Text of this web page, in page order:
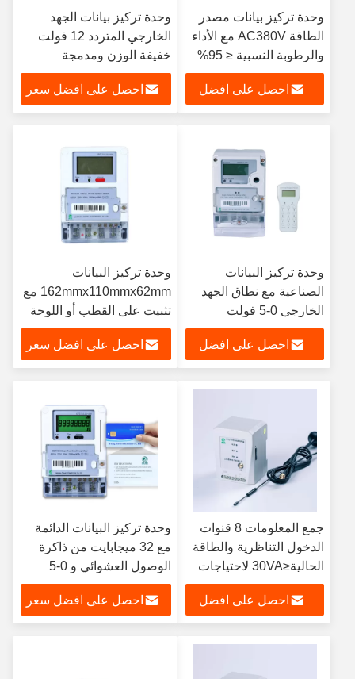
وحدة تركيز بيانات مصدر
الطاقة AC380V مع الأداء
والرطوبة النسبية ≤ 95%
احصل على افضل
وحدة تركيز بيانات الجهد
الخارجي المتردد 12 فولت
خفيفة الوزن ومدمجة
للتركيب المثبت على القطب
أو اللوحة 2 رطلااحصل على افضل سعر
وحدة تركيز البيانات
الصناعية مع نطاق الجهد
الخارجي 0-5 فولت
احصل على افضل
وحدة تركيز البيانات
162mmx110mmx62mm مع
تثبيت على القطب أو اللوحة
ومدى الجهد المدخل 0-10V
احصل على افضل سعر
جمع المعلومات 8 قنوات
الدخول التناظرية والطاقة
الحالية≤30VA لاحتياجات
تحليل البيانات
احصل على افضل
وحدة تركيز البيانات الدائمة
مع 32 ميجابايت من ذاكرة
الوصول العشوائي و 0-5
فولت نطاق الجهد الخارجي
احصل على افضل سعر